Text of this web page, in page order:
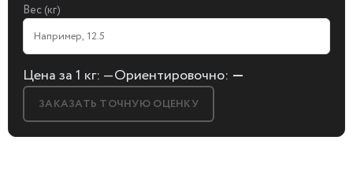
Вес (кг)
Цена за 1 кг: —Ориентировочно: —
ЗАКАЗАТЬ ТОЧНУЮ ОЦЕНКУ